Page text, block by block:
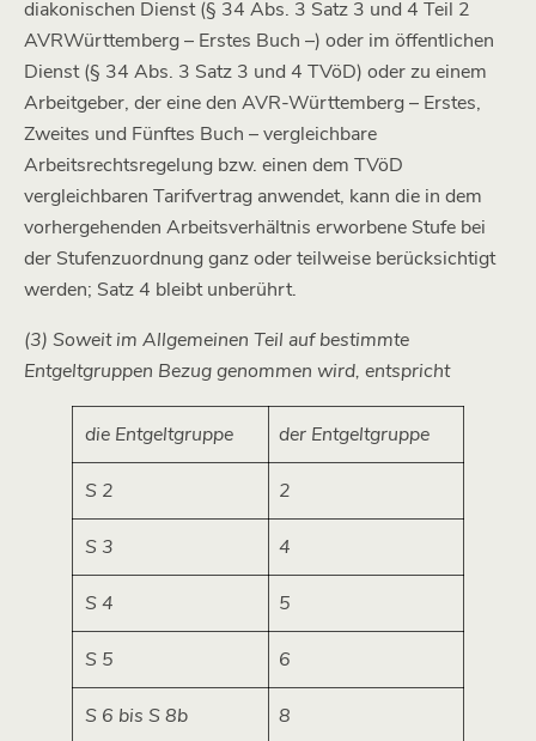
diakonischen Dienst (§ 34 Abs. 3 Satz 3 und 4 Teil 2
AVRWürttemberg – Erstes Buch –) oder im öffentlichen
Dienst (§ 34 Abs. 3 Satz 3 und 4 TVöD) oder zu einem
Arbeitgeber, der eine den AVR-Württemberg – Erstes,
Zweites und Fünftes Buch – vergleichbare
Arbeitsrechtsregelung bzw. einen dem TVöD
vergleichbaren Tarifvertrag anwendet, kann die in dem
vorhergehenden Arbeitsverhältnis erworbene Stufe bei
der Stufenzuordnung ganz oder teilweise berücksichtigt
werden; Satz 4 bleibt unberührt.
(3) Soweit im Allgemeinen Teil auf bestimmte
Entgeltgruppen Bezug genommen wird, entspricht
die Entgeltgruppe der Entgeltgruppe
S 2 2
S 3 4
S 4 5
S 5 6
S 6 bis S 8b 8